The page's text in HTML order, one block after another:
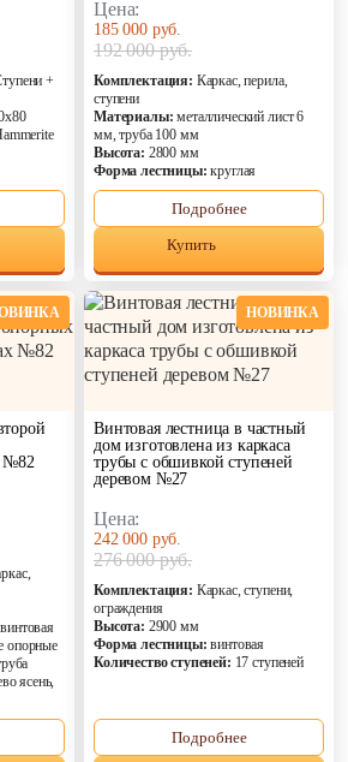
С балясинами
перила
ДПК
С подсветкой
+
Цена:
185 000 руб.
192 000 руб.
Комплектация: Каркас, перила,
ступени
Материалы: металлический лист 6
мм, труба 100 мм
Высота: 2800 мм
Форма лестницы: круглая
Подробнее
Купить
№82
опорные
ясень,
НОВИНКА
Винтовая лестница в частный
дом изготовлена из каркаса
трубы с обшивкой ступеней
деревом №27
Цена:
242 000 руб.
276 000 руб.
Комплектация: Каркас, ступени,
ограждения
Высота: 2900 мм
Форма лестницы: винтовая
Количество ступеней: 17 ступеней
Подробнее